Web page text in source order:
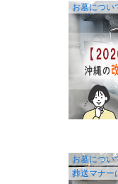
お墓につい
お墓につい
葬送マナー